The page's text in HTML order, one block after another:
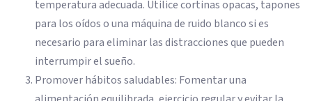
temperatura adecuada. Utilice cortinas opacas, tapones
para los oídos o una máquina de ruido blanco si es
necesario para eliminar las distracciones que pueden
interrumpir el sueño.
Promover hábitos saludables: Fomentar una